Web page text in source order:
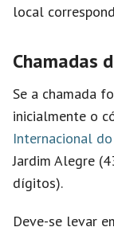
local
Chamadas
Se a chamada
inicialmente o
Internacional
Jardim Alegre
dígitos).
Deve-se levar